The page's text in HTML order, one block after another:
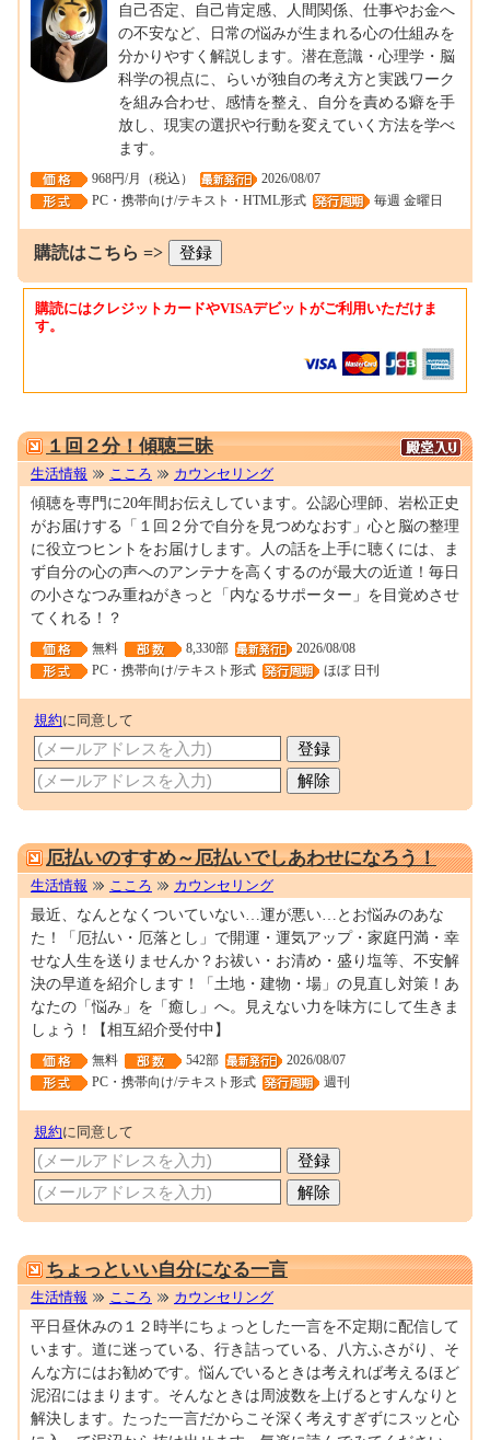
自己否定、自己肯定感、人間関係、仕事やお金へ
の不安など、日常の悩みが生まれる心の仕組みを
分かりやすく解説します。潜在意識・心理学・脳
科学の視点に、らいが独自の考え方と実践ワーク
を組み合わせ、感情を整え、自分を責める癖を手
放し、現実の選択や行動を変えていく方法を学べ
ます。
968円/月（税込）
2026/08/07
PC・携帯向け/テキスト・HTML形式
毎週 金曜日
購読はこちら =>
購読にはクレジットカードやVISAデビットがご利用いただけま
す。
１回２分！傾聴三昧
生活情報 こころ カウンセリング
傾聴を専門に20年間お伝えしています。公認心理師、岩松正史
がお届けする「１回２分で自分を見つめなおす」心と脳の整理
に役立つヒントをお届けします。人の話を上手に聴くには、ま
ず自分の心の声へのアンテナを高くするのが最大の近道！毎日
の小さなつみ重ねがきっと「内なるサポーター」を目覚めさせ
てくれる！？
無料 8,330部
2026/08/08
PC・携帯向け/テキスト形式
ほぼ 日刊
規約に同意して
厄払いのすすめ～厄払いでしあわせになろう！
生活情報 こころ カウンセリング
最近、なんとなくついていない…運が悪い…とお悩みのあな
た！「厄払い・厄落とし」で開運・運気アップ・家庭円満・幸
せな人生を送りませんか？お祓い・お清め・盛り塩等、不安解
決の早道を紹介します！「土地・建物・場」の見直し対策！あ
なたの「悩み」を「癒し」へ。見えない力を味方にして生きま
しょう！【相互紹介受付中】
無料 542部
2026/08/07
PC・携帯向け/テキスト形式
週刊
規約に同意して
ちょっといい自分になる一言
生活情報 こころ カウンセリング
平日昼休みの１２時半にちょっとした一言を不定期に配信して
います。道に迷っている、行き詰っている、八方ふさがり、そ
んな方にはお勧めです。悩んでいるときは考えれば考えるほど
泥沼にはまります。そんなときは周波数を上げるとすんなりと
解決します。たった一言だからこそ深く考えすぎずにスッと心